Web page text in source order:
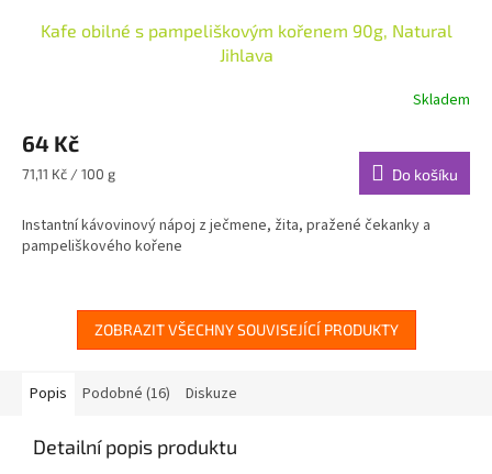
Kafe obilné s pampeliškovým kořenem 90g, Natural
Jihlava
Skladem
64 Kč
Měrná
71,11 Kč / 100 g Do košíku
Instantní kávovinový nápoj z ječmene, žita, pražené čekanky a
pampeliškového kořene
ZOBRAZIT VŠECHNY SOUVISEJÍCÍ PRODUKTY
Popis Podobné (16) Diskuze
Detailní popis produktu